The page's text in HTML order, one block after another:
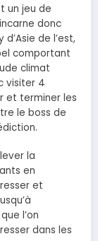
un jeu de
donc
de l’est,
comportant
climat
visiter 4
et terminer les
le boss de
la
en
et
l’on
dans les